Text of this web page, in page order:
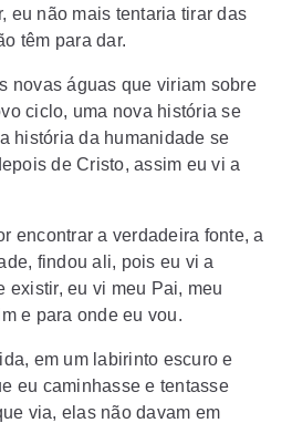
eu não mais tentaria tirar das
têm para dar.
novas águas que viriam sobre
ciclo, uma nova história se
história da humanidade se
de Cristo, assim eu vi a
encontrar a verdadeira fonte, a
findou ali, pois eu vi a
existir, eu vi meu Pai, meu
e para onde eu vou.
em um labirinto escuro e
eu caminhasse e tentasse
via, elas não davam em